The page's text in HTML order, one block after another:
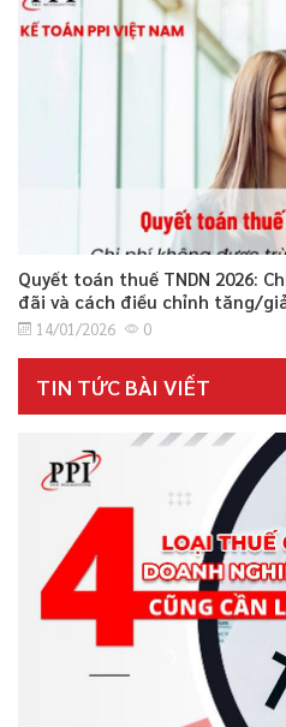
Quyết toán thuế TNDN 2026:
đãi và cách điều chỉnh tăng/
14/01/2026 0
TIN TỨC BÀI VIẾT